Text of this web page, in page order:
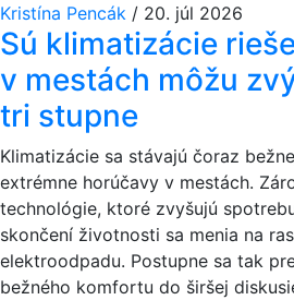
Kristína Pencák / 20. júl 2026
Sú klimatizácie
v mestách môžu
tri stupne
Klimatizácie sa stávajú čoraz
extrémne horúčavy v mestách.
technológie, ktoré zvyšujú
skončení životnosti sa menia na
elektroodpadu. Postupne sa tak
bežného komfortu do širšej